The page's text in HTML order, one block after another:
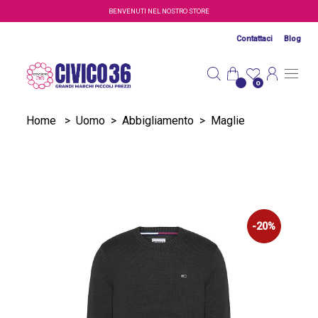
Salta al contenuto principaleBENVENUTI NEL NOSTRO STORE
Contattaci Blog
0
Home > Uomo > Abbigliamento > Maglie
-20%